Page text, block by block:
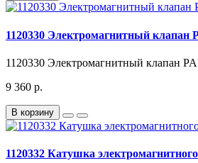
1120330 Электромагнитный клапан
1120330 Электромагнитный клапан
9 360 р.
В корзину
1120332 Катушка